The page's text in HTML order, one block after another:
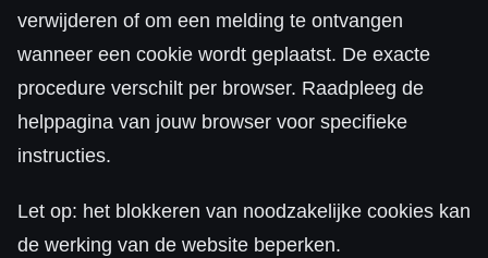
verwijderen of om een melding te ontvangen
wanneer een cookie wordt geplaatst. De exacte
procedure verschilt per browser. Raadpleeg de
helppagina van jouw browser voor specifieke
instructies.
Let op: het blokkeren van noodzakelijke cookies kan
de werking van de website beperken.